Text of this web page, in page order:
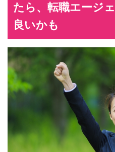
たら、転職エージ
良いかも